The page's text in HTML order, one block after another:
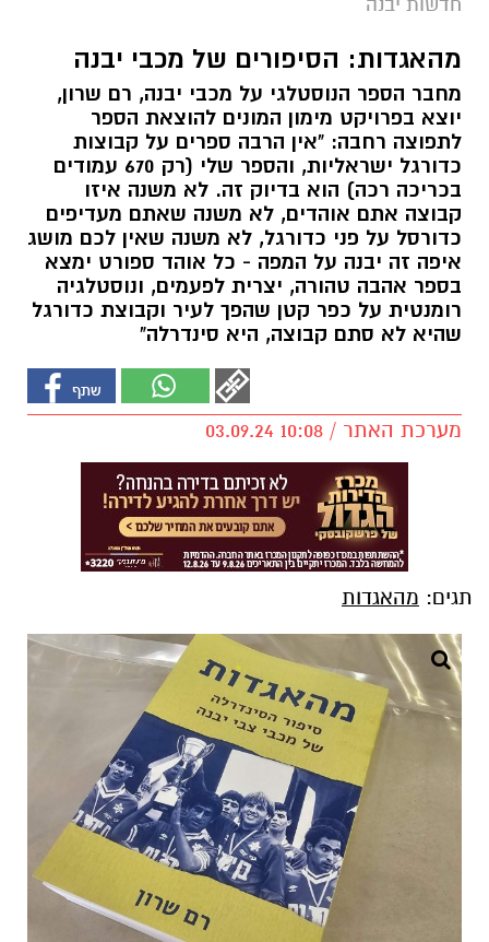
מהאגדות: הסיפורים של מכבי יבנה
מחבר הספר הנוסטלגי על מכבי יבנה, רם שרון,
יוצא בפרויקט מימון המונים להוצאת הספר
לתפוצה רחבה: "אין הרבה ספרים על קבוצות
כדורגל ישראליות, והספר שלי (רק 670 עמודים
בכריכה רכה) הוא בדיוק זה. לא משנה איזו
קבוצה אתם אוהדים, לא משנה שאתם מעדיפים
כדורסל על פני כדורגל, לא משנה שאין לכם מושג
איפה זה יבנה על המפה - כל אוהד ספורט ימצא
בספר אהבה טהורה, יצרית לפעמים, ונוסטלגיה
רומנטית על כפר קטן שהפך לעיר וקבוצת כדורגל
שהיא לא סתם קבוצה, היא סינדרלה"
מערכת האתר / 10:08 03.09.24
תגים: מהאגדות